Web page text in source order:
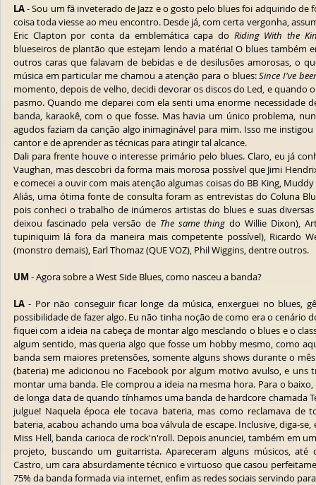
LA - Sou um fã inveterado de Jazz e o gosto pelo blues foi adquirido
coisa toda viesse ao meu encontro. Desde já, com certa vergonha,
Eric Clapton por conta da emblemática capa do Riding With the
blueseiros de plantão que estejam lendo a matéria! O blues também
outros caras que falavam de bebidas e de desilusões amorosas, o
música em particular me chamou a atenção para o blues: Since I've
momento, depois de velho, decidi devorar os discos do Led, e quando
pasmo. Quando me deparei com ela senti uma enorme necessidade
banda, karaokê, com o que fosse. Mas havia um único problema,
agudos faziam da canção algo inimaginável para mim. Isso me
cantor e de aprender as técnicas para atingir tal alcance.
Dali para frente houve o interesse primário pelo blues. Claro, eu já
Vaughan, mas descobri da forma mais morosa possível que Jimi
e comecei a ouvir com mais atenção algumas coisas do BB King,
Aliás, uma ótima fonte de consulta foram as entrevistas do Coluna
pois conheci o trabalho de inúmeros artistas do blues e suas
deixou fascinado pela versão de The same thing do Willie Dixon),
tupiniquim lá fora da maneira mais competente possível), Ricardo
(monstro demais), Earl Thomaz (QUE VOZ), Phil Wiggins, dentre outros.
UM - Agora sobre a West Side Blues, como nasceu a banda?
LA - Por não conseguir ficar longe da música, enxerguei no blues,
possibilidade de fazer algo. Eu não tinha noção de como era o cenário
fiquei com a ideia na cabeça de montar algo mesclando o blues e o
algum sentido, mas queria algo que fosse um hobby mesmo, como
banda sem maiores pretensões, somente alguns shows durante o
(bateria) me adicionou no Facebook por algum motivo avulso, e uns
montar uma banda. Ele comprou a ideia na mesma hora. Para o
de longa data de quando tínhamos uma banda de hardcore chamada
julgue! Naquela época ele tocava bateria, mas como reclamava de
bateria, acabou achando uma boa válvula de escape. Inclusive, diga-
Miss Hell, banda carioca de rock'n'roll. Depois anunciei, também em
projeto, buscando um guitarrista. Apareceram alguns músicos,
Castro, um cara absurdamente técnico e virtuoso que casou
75% da banda formada via internet, enfim as redes sociais servindo